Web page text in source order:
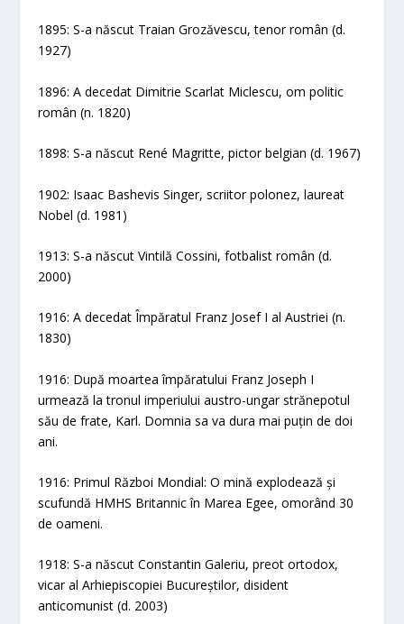
1895: S-a născut Traian Grozăvescu, tenor român (d.
1927)
1896: A decedat Dimitrie Scarlat Miclescu, om politic
român (n. 1820)
1898: S-a născut René Magritte, pictor belgian (d. 1967)
1902: Isaac Bashevis Singer, scriitor polonez, laureat
Nobel (d. 1981)
1913: S-a născut Vintilă Cossini, fotbalist român (d.
2000)
1916: A decedat Împăratul Franz Josef I al Austriei (n.
1830)
1916: După moartea împăratului Franz Joseph I
urmează la tronul imperiului austro-ungar strănepotul
său de frate, Karl. Domnia sa va dura mai puțin de doi
ani.
1916: Primul Război Mondial: O mină explodează și
scufundă HMHS Britannic în Marea Egee, omorând 30
de oameni.
1918: S-a născut Constantin Galeriu, preot ortodox,
vicar al Arhiepiscopiei Bucureștilor, disident
anticomunist (d. 2003)